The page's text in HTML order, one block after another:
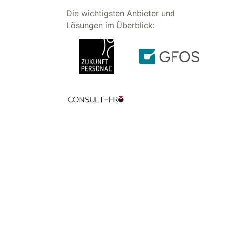
Die wichtigsten Anbieter und
Lösungen im Überblick: